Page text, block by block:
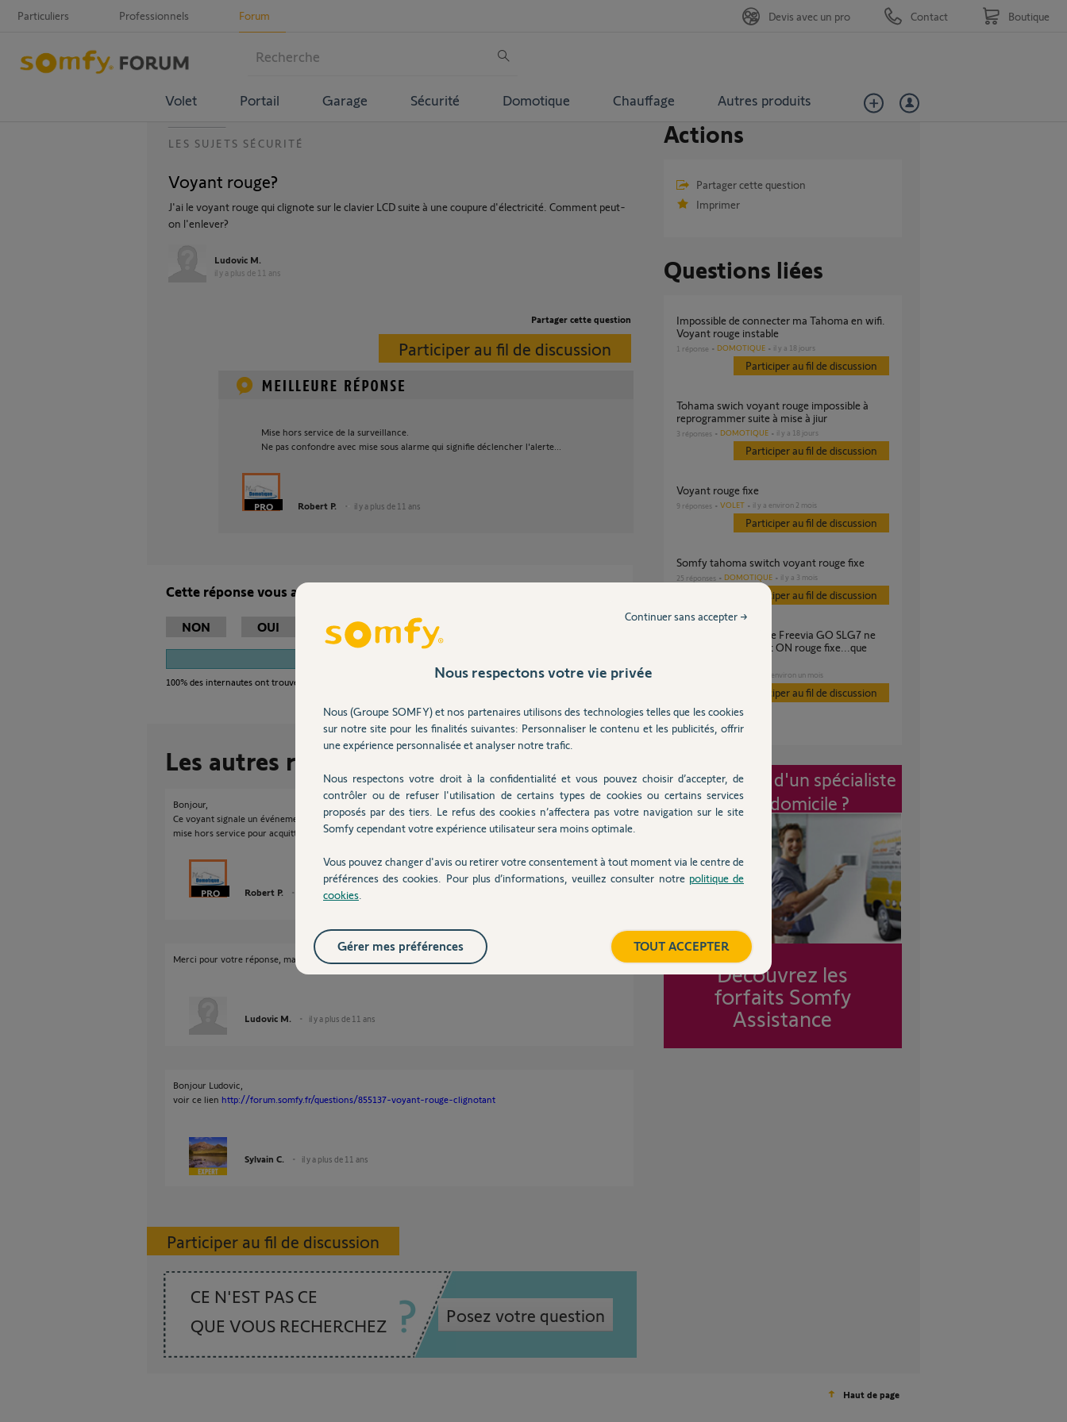
Particuliers Professionnels Forum
Volet Portail Garage Sécurité Domotique Chauffage Autres produits
Devis avec un pro Contact Boutique
LES SUJETS SÉCURITÉ
Voyant rouge?
J'ai le voyant rouge qui clignote sur le clavier LCD suite à une coupure d'électricité. Comment peut-
on l'enlever?
Ludovic M.
il y a plus de 11 ans
Partager cette question
Participer au fil de discussion
Mise hors service de la surveillance.
Ne pas confondre avec mise sous alarme qui signifie déclencher l'alerte...
Robert P. il y a plus de 11 ans
Cette réponse vous a-t-elle aidé ?
NON OUI
100% des internautes ont trouvé cette réponse utile
Les autres réponses
Bonjour,
Ce voyant signale un événement (cf liste des événements) il suffit de faire une mise en /
mise hors service pour acquitter le défaut
Robert P. il y a plus de 11 ans
Merci pour votre réponse, mais comment fait-on une mise hors service?
Ludovic M. il y a plus de 11 ans
Bonjour Ludovic,
voir ce lien http://forum.somfy.fr/questions/855137-voyant-rouge-clignotant
Sylvain C. il y a plus de 11 ans
Participer au fil de discussion
CE N'EST PAS CE
QUE VOUS RECHERCHEZ
Posez votre question
Actions
Partager cette question
Imprimer
Questions liées
Impossible de connecter ma Tahoma en wifi.
Voyant rouge instable
1 réponse DOMOTIQUE il y a 18 jours
Participer au fil de discussion
Tohama swich voyant rouge impossible à
reprogrammer suite à mise à jiur
3 réponses DOMOTIQUE il y a 18 jours
Participer au fil de discussion
Voyant rouge fixe
9 réponses VOLET il y a environ 2 mois
Participer au fil de discussion
Somfy tahoma switch voyant rouge fixe
25 réponses DOMOTIQUE il y a 3 mois
Participer au fil de discussion
démarre pas, voyant ON rouge fixe...que
il y a environ un mois
Participer au fil de discussion
Intervention d'un spécialiste
à mon domicile ?
Découvrez les
forfaits Somfy
Assistance
Haut de page
Nous respectons votre vie privée
Nous (Groupe SOMFY) et nos partenaires utilisons des technologies telles que les cookies
sur notre site pour les finalités suivantes: Personnaliser le contenu et les publicités, offrir
une expérience personnalisée et analyser notre trafic.
Nous respectons votre droit à la confidentialité et vous pouvez choisir d’accepter, de
contrôler ou de refuser l'utilisation de certains types de cookies ou certains services
proposés par des tiers. Le refus des cookies n’affectera pas votre navigation sur le site
Somfy cependant votre expérience utilisateur sera moins optimale.
Vous pouvez changer d'avis ou retirer votre consentement à tout moment via le centre de
préférences des cookies. Pour plus d’informations, veuillez consulter notre politique de
cookies
Continuer sans accepter →
TOUT ACCEPTER
Gérer mes préférences